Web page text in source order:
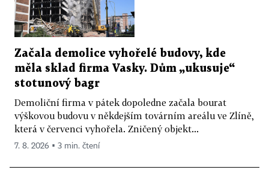
Začala demolice vyhořelé budovy, kde
měla sklad firma Vasky. Dům „ukusuje“
stotunový bagr
Demoliční firma v pátek dopoledne začala bourat
výškovou budovu v někdejším továrním areálu ve Zlíně,
která v červenci vyhořela. Zničený objekt...
7. 8. 2026 ▪ 3 min. čtení